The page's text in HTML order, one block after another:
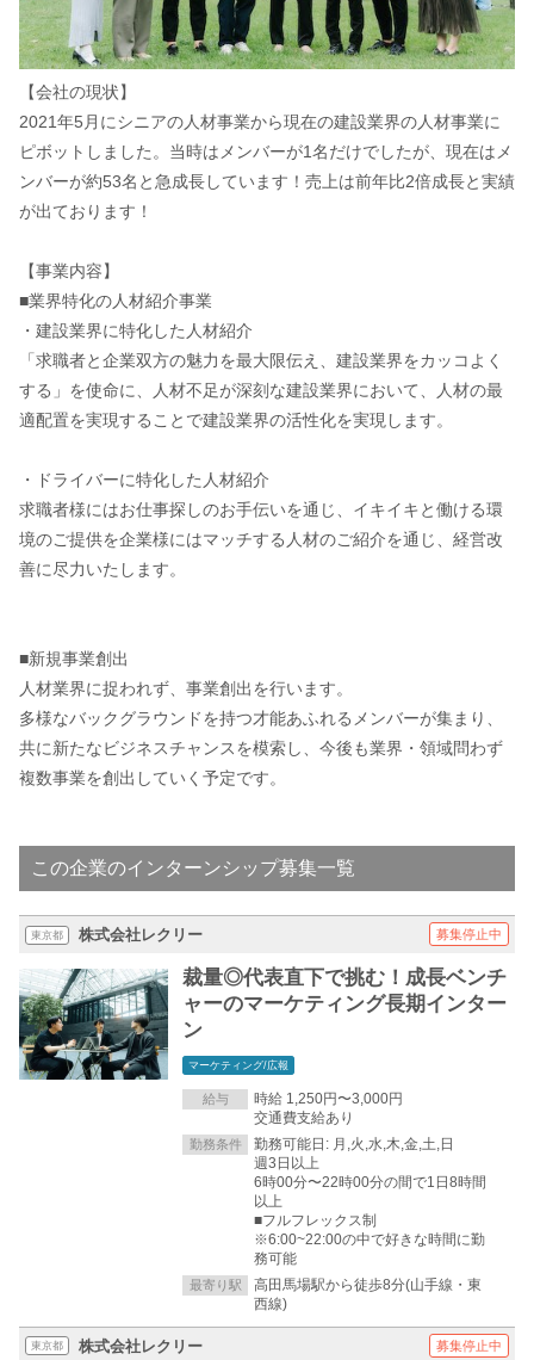
【会社の現状】
2021年5月にシニアの人材事業から現在の建設業界の人材事業に
ピボットしました。当時はメンバーが1名だけでしたが、現在はメ
ンバーが約53名と急成長しています！売上は前年比2倍成長と実績
が出ております！
【事業内容】
■業界特化の人材紹介事業
・建設業界に特化した人材紹介
「求職者と企業双方の魅力を最大限伝え、建設業界をカッコよく
する」を使命に、人材不足が深刻な建設業界において、人材の最
適配置を実現することで建設業界の活性化を実現します。
・ドライバーに特化した人材紹介
求職者様にはお仕事探しのお手伝いを通じ、イキイキと働ける環
境のご提供を企業様にはマッチする人材のご紹介を通じ、経営改
善に尽力いたします。
■新規事業創出
人材業界に捉われず、事業創出を行います。
多様なバックグラウンドを持つ才能あふれるメンバーが集まり、
共に新たなビジネスチャンスを模索し、今後も業界・領域問わず
複数事業を創出していく予定です。
この企業のインターンシップ募集一覧
東京都 株式会社レクリー 募集停止中
裁量◎代表直下で挑む！成長ベンチ
ャーのマーケティング長期インター
ン
マーケティング/広報
給与
時給 1,250円〜3,000円
交通費支給あり
勤務条件
勤務可能日: 月,火,水,木,金,土,日
週3日以上
6時00分〜22時00分の間で1日8時間
以上
■フルフレックス制
※6:00~22:00の中で好きな時間に勤
務可能
最寄り駅
高田馬場駅から徒歩8分(山手線・東
西線)
東京都 株式会社レクリー 募集停止中